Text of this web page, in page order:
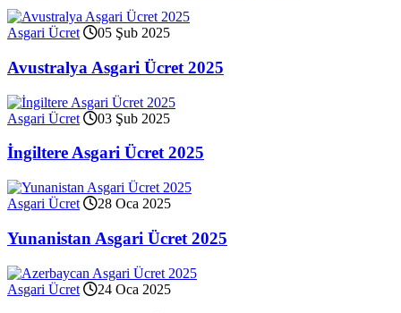
Asgari Ücret 05 Şub 2025
Avustralya Asgari Ücret 2025
Asgari Ücret 03 Şub 2025
İngiltere Asgari Ücret 2025
Asgari Ücret 28 Oca 2025
Yunanistan Asgari Ücret 2025
Asgari Ücret 24 Oca 2025